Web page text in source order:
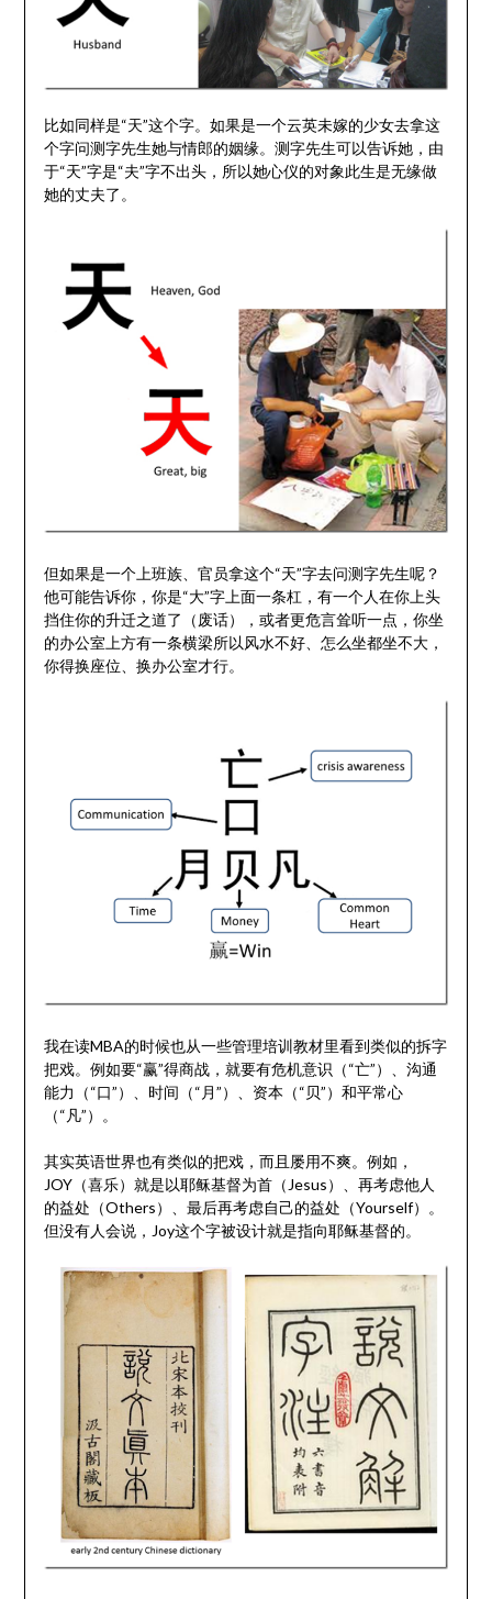
比如同样是“天”这个字。如果是一个云英未嫁的少女去拿这
个字问测字先生她与情郎的姻缘。测字先生可以告诉她，由
于“天”字是“夫”字不出头，所以她心仪的对象此生是无缘做
她的丈夫了。
但如果是一个上班族、官员拿这个“天”字去问测字先生呢？
他可能告诉你，你是“大”字上面一条杠，有一个人在你上头
挡住你的升迁之道了（废话），或者更危言耸听一点，你坐
的办公室上方有一条横梁所以风水不好、怎么坐都坐不大，
你得换座位、换办公室才行。
我在读MBA的时候也从一些管理培训教材里看到类似的拆字
把戏。例如要“赢”得商战，就要有危机意识（“亡”）、沟通
能力（“口”）、时间（“月”）、资本（“贝”）和平常心
（“凡”）。
其实英语世界也有类似的把戏，而且屡用不爽。例如，
JOY（喜乐）就是以耶稣基督为首（Jesus）、再考虑他人
的益处（Others）、最后再考虑自己的益处（Yourself）。
但没有人会说，Joy这个字被设计就是指向耶稣基督的。